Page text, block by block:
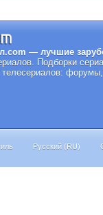
— лучшие
Подборки
Русский (RU)